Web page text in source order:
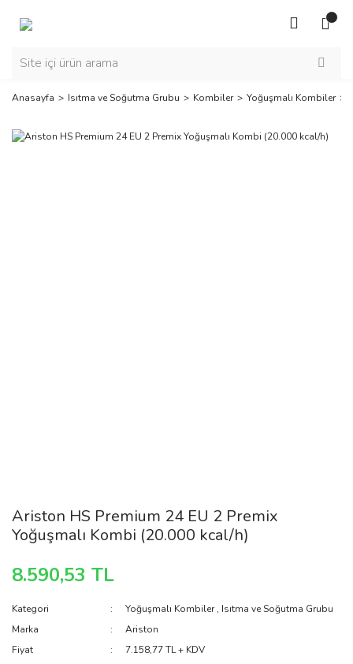
Anasayfa Isıtma ve Soğutma Grubu Kombiler Yoğuşmalı Kombiler
Ariston HS Premium 24 EU 2 Premix
Yoğuşmalı Kombi (20.000 kcal/h)
8.590,53 TL
Kategori Yoğuşmalı Kombiler, Isıtma ve Soğutma Grubu
Marka
Ariston
Fiyat
7.158,77 TL + KDV